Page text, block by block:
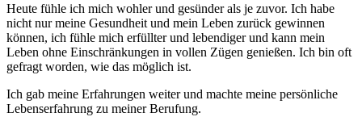
Heute fühle ich mich wohler und gesünder als je zuvor. Ich habe
nicht nur meine Gesundheit und mein Leben zurück gewinnen
können, ich fühle mich erfüllter und lebendiger und kann mein
Leben ohne Einschränkungen in vollen Zügen genießen. Ich bin oft
gefragt worden, wie das möglich ist.
Ich gab meine Erfahrungen weiter und machte meine persönliche
Lebenserfahrung zu meiner Berufung.